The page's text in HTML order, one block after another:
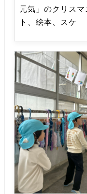
元気」のクリス
ト、絵本、スケ